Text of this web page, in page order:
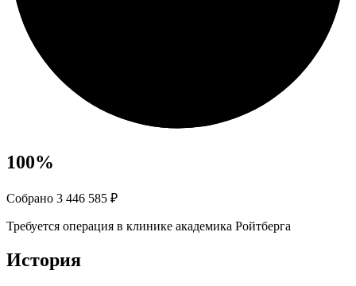
100%
Собрано 3 446 585 ₽
Требуется операция в клинике академика Ройтберга
История